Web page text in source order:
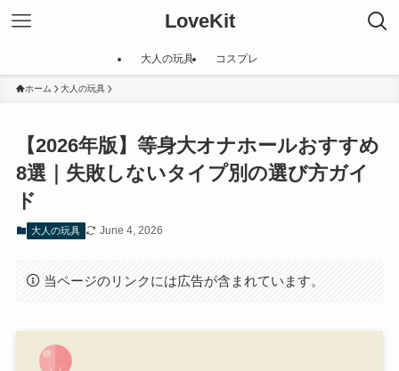
LoveKit
大人の玩具 コスプレ
ホーム 大人の玩具
【2026年版】等身大オナホールおすすめ
8選｜失敗しないタイプ別の選び方ガイ
ド
大人の玩具 June 4, 2026
当ページのリンクには広告が含まれています。